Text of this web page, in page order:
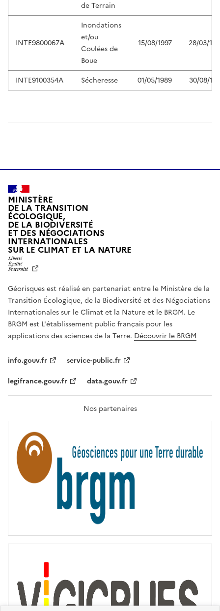
de Terrain
INTE9800067A
Inondations
et/ou
Coulées de
Boue
15/08/1997 28/03/
INTE9100354A Sécheresse 01/05/1989 30/08/
MINISTÈRE
DE LA TRANSITION
ÉCOLOGIQUE,
DE LA BIODIVERSITÉ
ET DES NÉGOCIATIONS
INTERNATIONALES
SUR LE CLIMAT ET LA NATUREL
T
É
,
É
G
A
L
F
A
T
R
T
É
Géorisques est réalisé en partenariat entre le Ministère de la
Transition Écologique, de la Biodiversité et des Négociations
Internationales sur le Climat et la Nature et le BRGM. Le
BRGM est L'établissement public français pour les
applications des sciences de la Terre. Découvrir le BRGM
info.gouv.fr
service-public.fr
legifrance.gouv.fr
data.gouv.fr
Nos partenaires